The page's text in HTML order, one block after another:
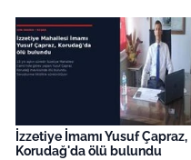
İzzetiye İmamı Yusuf Çapraz,
Korudağ'da ölü bulundu
Finans
Genel-A
Gündem-Eğitim